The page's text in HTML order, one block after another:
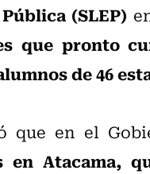
(SLEP)
que pronto
de 46
que en el
en Atacama,